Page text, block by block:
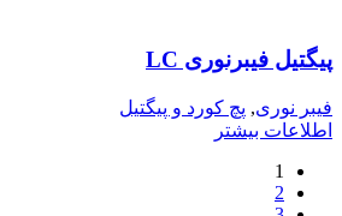
پیگتیل فیبرنوری LC
فیبر نوری, پچ کورد و پیگتیل
اطلاعات بیشتر
1
2